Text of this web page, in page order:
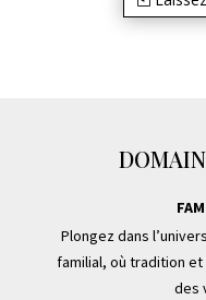
Plongez dans
familial, où tradition
des